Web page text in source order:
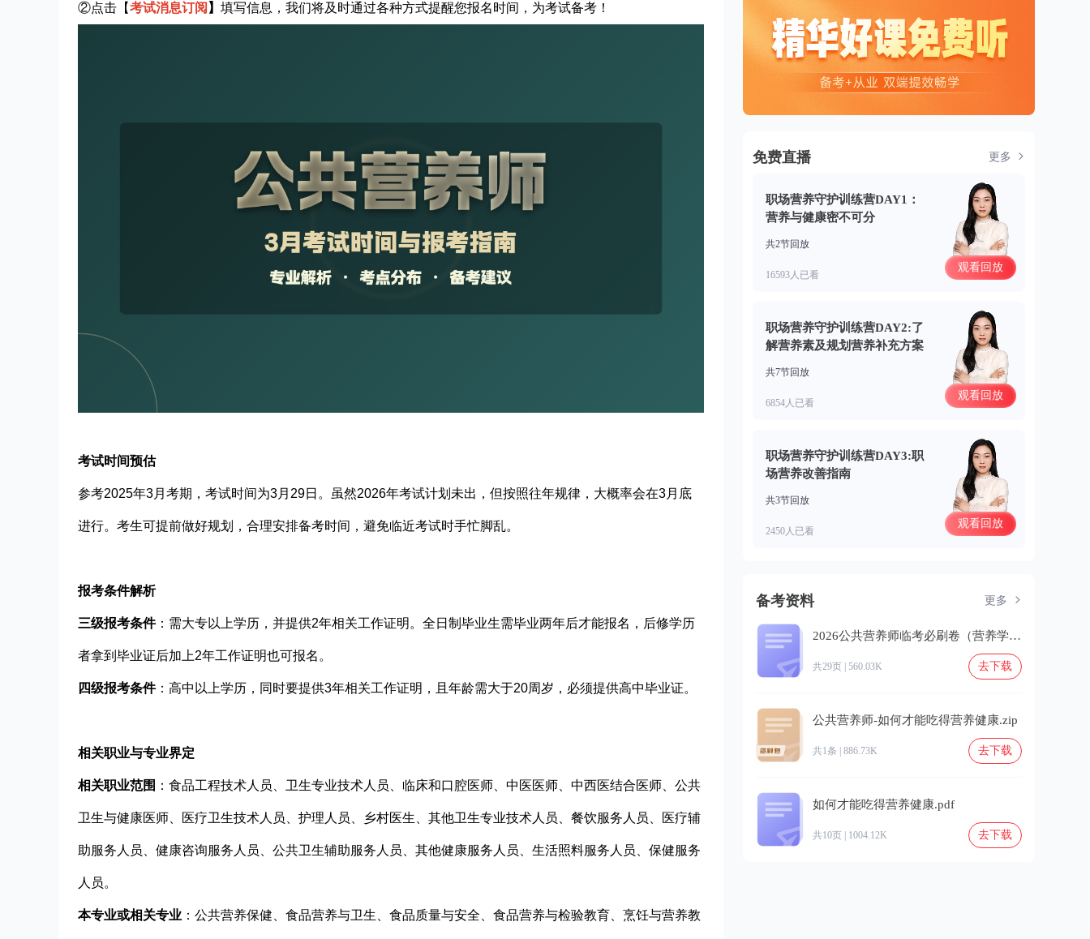
②点击【考试消息订阅 】 填写信息，我们将及时通过各种方式提醒您报名时间，为考试备考！
考试时间预估
参考2025年3月考期，考试时间为3月29日。虽然2026年考试计划未出，但按照往年规律，大概率会在3月底
进行。考生可提前做好规划，合理安排备考时间，避免临近考试时手忙脚乱。
报考条件解析
三级报考条件：需大专以上学历，并提供2年相关工作证明。全日制毕业生需毕业两年后才能报名，后修学历
者拿到毕业证后加上2年工作证明也可报名。
四级报考条件：高中以上学历，同时要提供3年相关工作证明，且年龄需大于20周岁，必须提供高中毕业证。
相关职业与专业界定
相关职业范围 ：食品工程技术人员、卫生专业技术人员、临床和口腔医师、中医医师、中西医结合医师、公共
卫生与健康医师、医疗卫生技术人员、护理人员、乡村医生、其他卫生专业技术人员、餐饮服务人员、医疗辅
助服务人员、健康咨询服务人员、公共卫生辅助服务人员、其他健康服务人员、生活照料服务人员、保健服务
人员。
本专业或相关专业 ：公共营养保健、食品营养与卫生、食品质量与安全、食品营养与检验教育、烹饪与营养教
免费直播 更多
职场营养守护训练营DAY1：
营养与健康密不可分
共2节回放
16593人已看
观看回放
职场营养守护训练营DAY2:了
解营养素及规划营养补充方案
共7节回放
6854人已看
观看回放
职场营养守护训练营DAY3:职
场营养改善指南
共3节回放
2450人已看
观看回放
备考资料 更多
2026公共营养师临考必刷卷（营养学会）.pdf
共29页 | 560.03K 去下载
公共营养师-如何才能吃得营养健康.zip
共1条 | 886.73K 去下载
如何才能吃得营养健康.pdf
共10页 | 1004.12K 去下载